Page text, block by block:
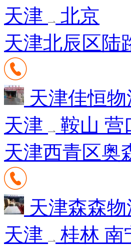
天津
北京
天津北辰区陆
天津佳恒
天津
鞍山 营
天津西青区奥
天津森森
天津
桂林 南